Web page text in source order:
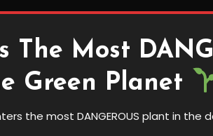
Most
Green Planet
the most DANGEROUS plant in the